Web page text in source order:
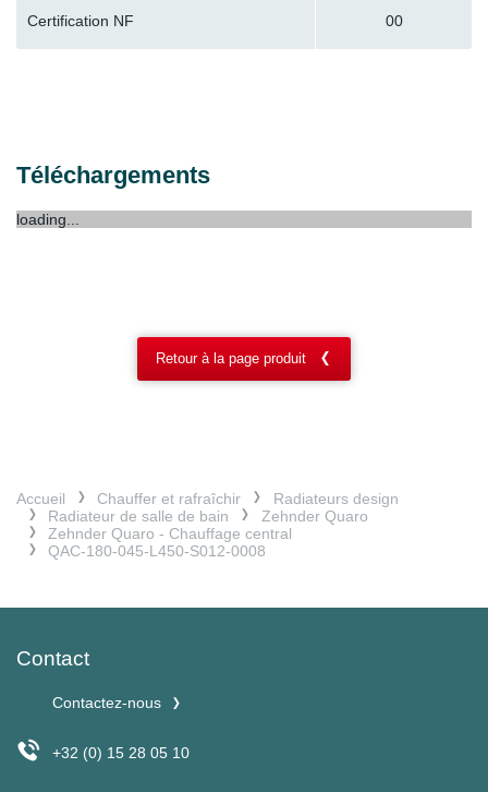
Certification NF 00
Téléchargements
loading...
Retour à la page produit
Accueil Chauffer et rafraîchir
Radiateurs design
Radiateur de salle de bain
Zehnder Quaro
Zehnder Quaro - Chauffage central
QAC-180-045-L450-S012-0008
Contact
Contactez-nous
+32 (0) 15 28 05 10